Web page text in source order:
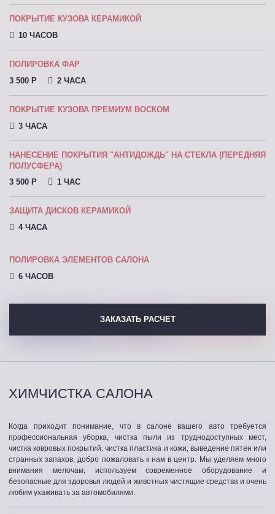
ПОКРЫТИЕ КУЗОВА КЕРАМИКОЙ
10 ЧАСОВ
ПОЛИРОВКА ФАР
3 500 P
2 ЧАСА
ПОКРЫТИЕ КУЗОВА ПРЕМИУМ ВОСКОМ
3 ЧАСА
НАНЕСЕНИЕ ПОКРЫТИЯ "АНТИДОЖДЬ" НА СТЕКЛА (ПЕРЕДНЯЯ
ПОЛУСФЕРА)
3 500 P
1 ЧАС
ЗАЩИТА ДИСКОВ КЕРАМИКОЙ
4 ЧАСА
ПОЛИРОВКА ЭЛЕМЕНТОВ САЛОНА
6 ЧАСОВ
ЗАКАЗАТЬ РАСЧЕТ
ХИМЧИСТКА САЛОНА
Когда приходит понимание, что в салоне вашего авто требуется
профессиональная уборка, чистка пыли из труднодоступных мест,
чистка ковровых покрытий. чистка пластика и кожи, выведение пятен или
странных запахов, добро пожаловать к нам в центр. Мы уделяем много
внимания мелочам, используем современное оборудование и
безопасные для здоровья людей и животных чистящие средства и очень
любим ухаживать за автомобилями.